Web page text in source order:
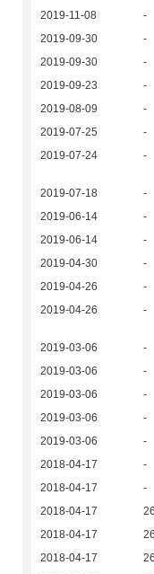
2019-11-08
-
2019-09-30
-
2019-09-30
-
2019-09-23
-
2019-08-09
-
2019-07-25
-
2019-07-24
-
2019-07-18 -
2019-06-14
-
2019-06-14
-
2019-04-30
-
2019-04-26
-
2019-04-26
-
2019-03-06 -
2019-03-06
-
2019-03-06
-
2019-03-06
-
2019-03-06
-
2018-04-17
-
2018-04-17
-
2018-04-17
2018-04-17
2018-04-17